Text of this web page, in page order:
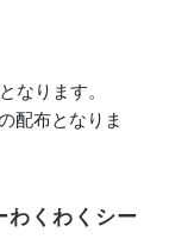
なります。
配布となりま
わくわくシー